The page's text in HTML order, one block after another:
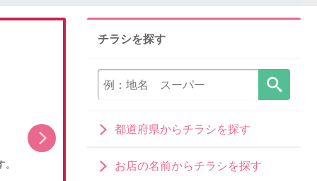
担当者イチ押し!8月の目玉品!
チラシを探す
都道府県からチラシを探す
お店の名前からチラシを探す